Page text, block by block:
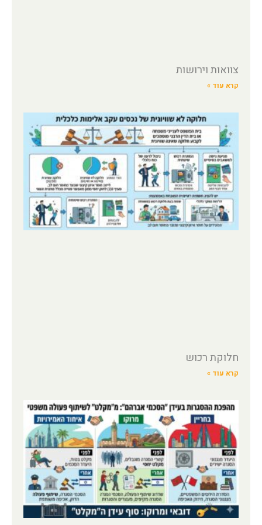
צוואות וירושות
קרא עוד »
חלוקת רכוש
קרא עוד »